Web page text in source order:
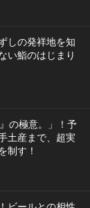
しの発祥地を知
い鮨のはじまり
の極意。」！予
土産まで、超実
制す！